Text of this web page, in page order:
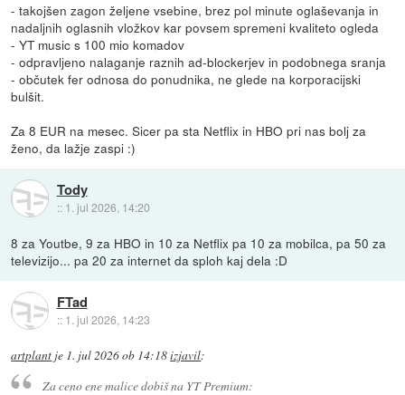
- takojšen zagon željene vsebine, brez pol minute oglaševanja in
nadaljnih oglasnih vložkov kar povsem spremeni kvaliteto ogleda
- YT music s 100 mio komadov
- odpravljeno nalaganje raznih ad-blockerjev in podobnega sranja
- občutek fer odnosa do ponudnika, ne glede na korporacijski
bulšit.
Za 8 EUR na mesec. Sicer pa sta Netflix in HBO pri nas bolj za
ženo, da lažje zaspi :)
Tody
:: 1. jul 2026, 14:20
8 za Youtbe, 9 za HBO in 10 za Netflix pa 10 za mobilca, pa 50 za
televizijo... pa 20 za internet da sploh kaj dela :D
FTad
:: 1. jul 2026, 14:23
artplant je 1. jul 2026 ob 14:18izjavil:
Za ceno ene malice dobiš na YT Premium: